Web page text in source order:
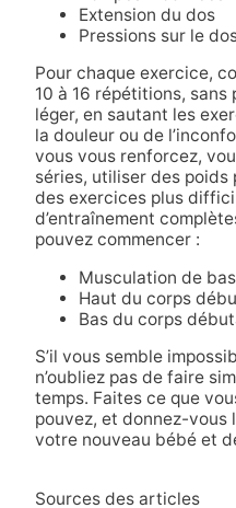
Extension du dos
Pressions sur le
Pour chaque exercice,
10 à 16 répétitions,
léger, en sautant les
la douleur ou de
vous vous renforcez,
séries, utiliser des
des exercices plus
d’entraînement
pouvez commencer :
Musculation de
Haut du corps
Bas du corps
S’il vous semble
n’oubliez pas de faire
temps. Faites ce que
pouvez, et donnez-vous
votre nouveau bébé et
Sources des articles